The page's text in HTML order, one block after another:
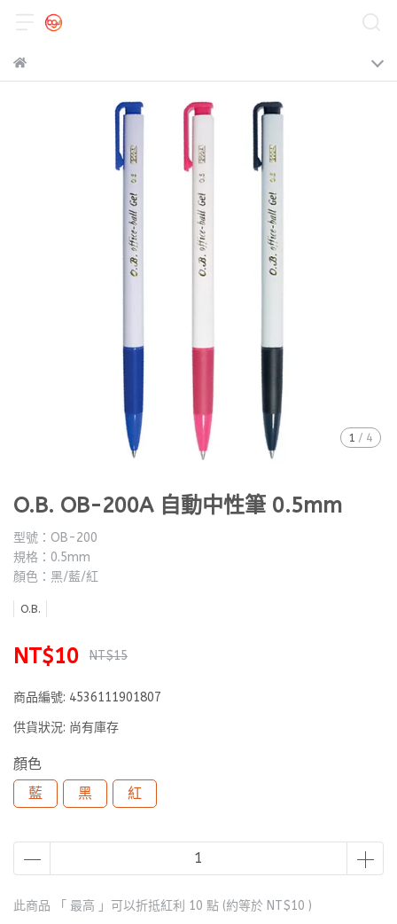
1 / 4
O.B. OB-200A 自動中性筆 0.5mm
型號：OB-200
規格：0.5mm
顏色：黑/藍/紅
O.B.
NT$10 NT$15
商品編號: 4536111901807
供貨狀況: 尚有庫存
顏色
藍
黑 紅
此商品 「 最高 」可以折抵紅利 10 點 (約等於 NT$10 )